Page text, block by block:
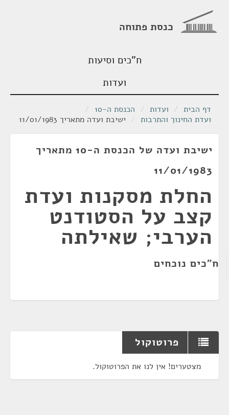
כנסת פתוחה
ח"כים וסיעות
ועדות
דף הבית / ועדות / הכנסת ה-10
/
ועדת החינוך והתרבות / ישיבת ועדה מתאריך 11/01/1983
ישיבת ועדה של הכנסת ה-10 מתאריך
11/01/1983
החלת מסקנות ועדת
קצב על הסטודנט
הערבי; שאילתה
ח"כים נוכחים
פרוטוקול
מצטערים! אין לנו את הפרוטוקול.